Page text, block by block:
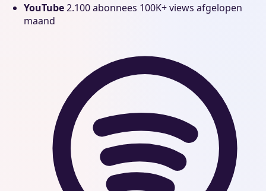
YouTube2.100 abonnees 100K+ views afgelopen
maand